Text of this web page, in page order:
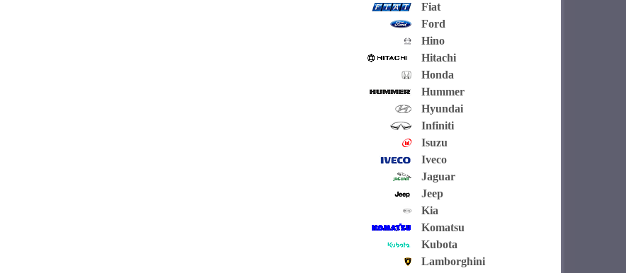
Fiat
Ford
Hino
Hitachi
Honda
Hummer
Hyundai
Infiniti
Isuzu
Iveco
Jaguar
Jeep
Kia
Komatsu
Kubota
Lamborghini